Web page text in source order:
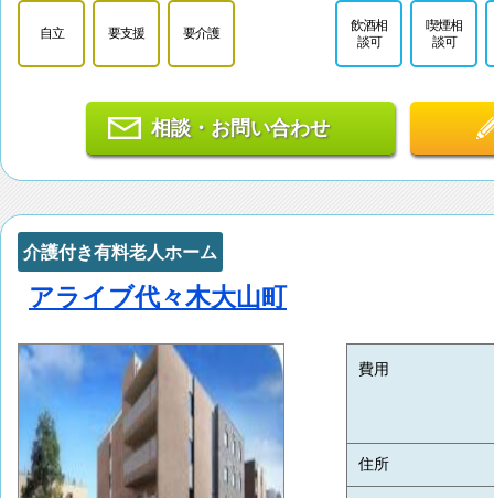
自立 要支援 要介護
飲酒相
談可
喫煙相
談可
相談・お問い合わせ
介護付き有料老人ホーム
アライブ代々木大山町
費用
住所